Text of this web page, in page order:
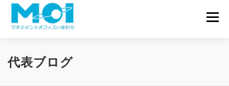
コンテンツへスキップ
メニ
代表ブログ